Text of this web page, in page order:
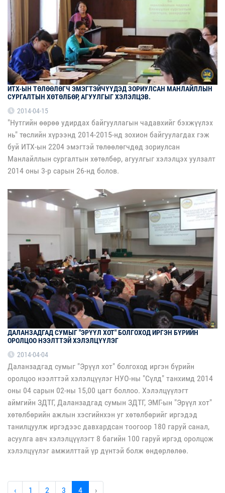
ИТХ-ЫН ТӨЛӨӨЛӨГЧ ЭМЭГТЭЙЧҮҮДЭД ЗОРИУЛСАН МАНЛАЙЛЛЫН
СУРГАЛТЫН ХӨТӨЛБӨР, АГУУЛГЫГ ХЭЛЭЛЦЭВ.
2014-04-15
"Нутгийн өөрөө удирдах байгууллагын чадавхийг бэхжүүлэх
нь" төслийн хүрээнд 2014-2015-нд зохион байгуулагдах гэж
буй ИТХ-ын 2204 эмэгтэй төлөөлөгчдөд зориулсан
Манлайллын сургалтын хөтөлбөр, агуулгыг хэлэлцэх уулзалт
2014 оны 3-р сарын 26-нд болов.
ДАЛАНЗАДГАД СУМЫГ "ЭРҮҮЛ ХОТ" БОЛГОХОД ИРГЭН БҮРИЙН
ОРОЛЦОО НЭЭЛТТЭЙ ХЭЛЭЛЦҮҮЛЭГ
2014-04-04
Даланзадгад сумыг "Эрүүл хот" болгоход иргэн бүрийн
оролцоо нээлттэй хэлэлцүүлэг НУО-ны "Сүлд" танхимд 2014
оны 04 сарын 02-ны 15,00 цагт боллоо. Хэлэлцүүлэгт
аймгийн ЗДТГ, Даланзадгад сумын ЗДТГ, ЭМГ-ын "Эрүүл хот"
хөтөлбөрийн ажлын хэсгийнхэн уг хөтөлбөрийг иргэдэд
танилцуулж иргэдээс давхардсан тоогоор 180 гаруй санал,
асуулга авч хэлэлцүүлэгт 8 багийн 100 гаруй иргэд оролцож
хэлэлцүүлэг амжилттай үр дүнтэй болж өндөрлөлөө.
‹ 1 2 3 4 ›